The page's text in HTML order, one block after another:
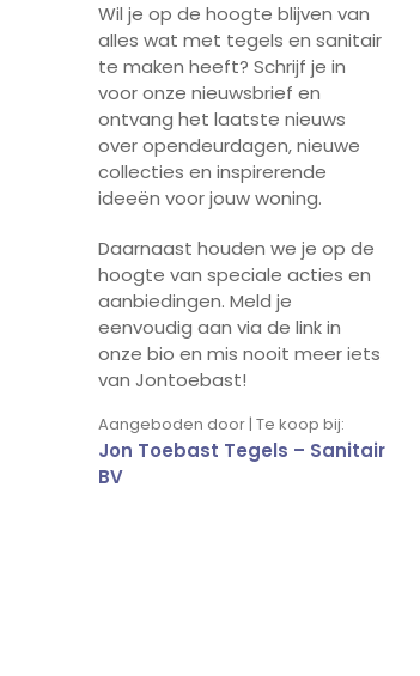
Wil je op de hoogte blijven van
alles wat met tegels en sanitair
te maken heeft? Schrijf je in
voor onze nieuwsbrief en
ontvang het laatste nieuws
over opendeurdagen, nieuwe
collecties en inspirerende
ideeën voor jouw woning.
Daarnaast houden we je op de
hoogte van speciale acties en
aanbiedingen. Meld je
eenvoudig aan via de link in
onze bio en mis nooit meer iets
van Jontoebast!
Aangeboden door | Te koop bij:
Jon Toebast Tegels – Sanitair
BV